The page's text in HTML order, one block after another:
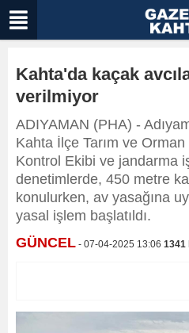
Kahta'da kaçak
verilmiyor
ADIYAMAN (PHA) -
Kahta İlçe Tarım ve
Kontrol Ekibi ve jandarma
denetimlerde, 450 metre
konulurken, av yasağına
yasal işlem başlatıldı.
GÜNCEL - 07-04-2025 13:06 1341